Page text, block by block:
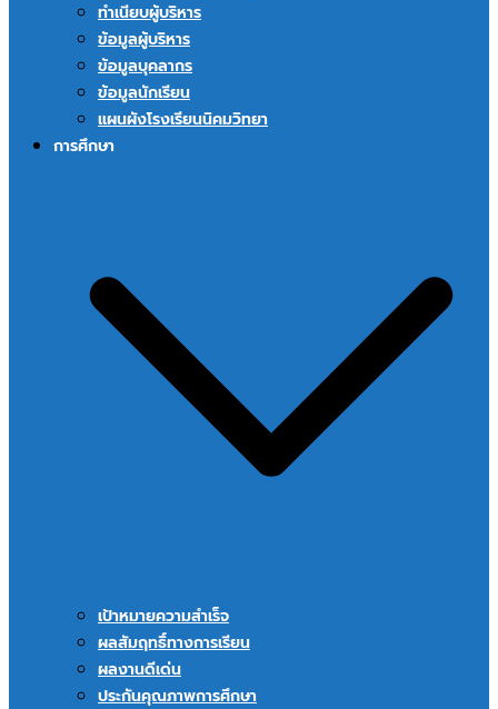
ทำเนียบผู้บริหาร
ข้อมูลผู้บริหาร
ข้อมูลบุคลากร
ข้อมูลนักเรียน
แผนผังโรงเรียนนิคมวิทยา
การศึกษา
เป้าหมายความสำเร็จ
ผลสัมฤทธิ์ทางการเรียน
ผลงานดีเด่น
ประกันคุณภาพการศึกษา